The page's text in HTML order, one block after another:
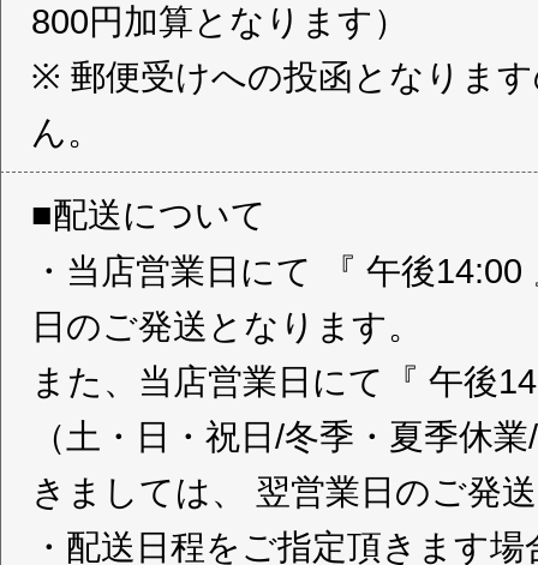
800円加算となります）
※ 郵便受けへの投函となりま
ん。
■配送について
・当店営業日にて 『 午後
日のご発送となります。
また、当店営業日にて『 午後
（土・日・祝日/冬季・夏季休
きましては、 翌営業日のご発
・配送日程をご指定頂きます